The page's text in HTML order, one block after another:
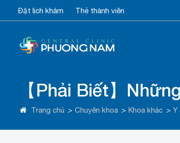
Đặt lịch khám Thẻ thành viên
【Phải Biết】
Trang chủ > Chuyên khoa > Khoa khác > Y